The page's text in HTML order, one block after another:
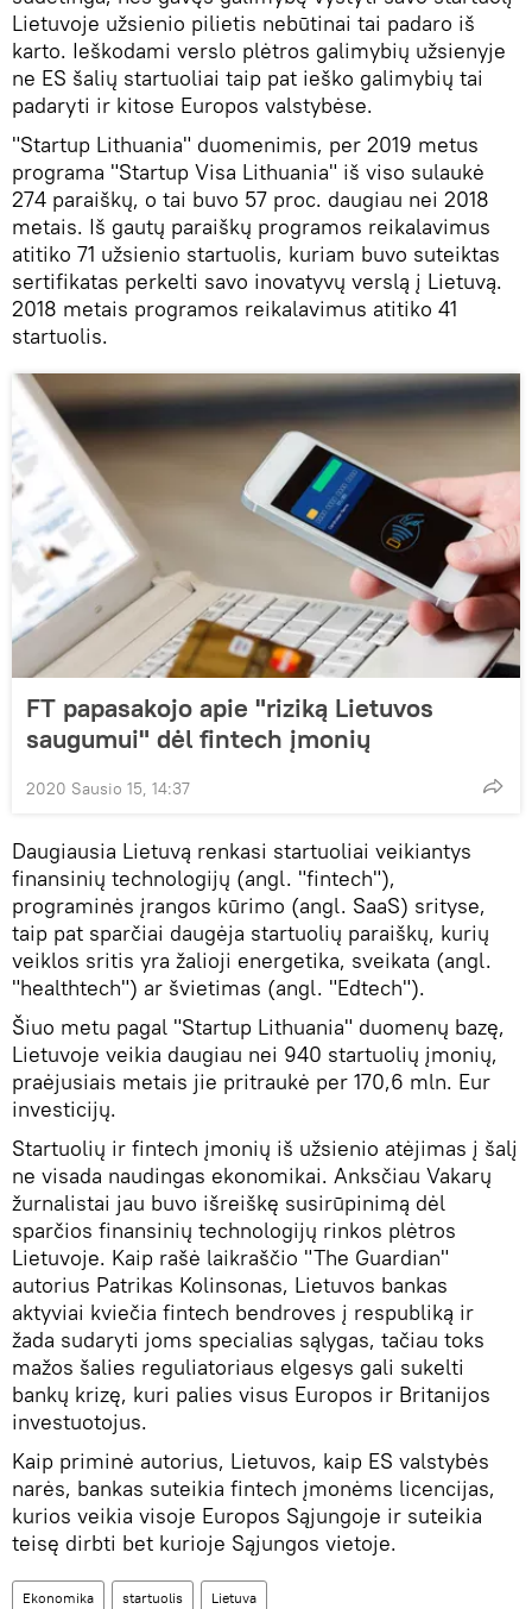
Lietuvoje užsienio pilietis nebūtinai tai padaro iš
karto. Ieškodami verslo plėtros galimybių užsienyje
ne ES šalių startuoliai taip pat ieško galimybių tai
padaryti ir kitose Europos valstybėse.
"Startup Lithuania" duomenimis, per 2019 metus
programa "Startup Visa Lithuania" iš viso sulaukė
274 paraiškų, o tai buvo 57 proc. daugiau nei 2018
metais. Iš gautų paraiškų programos reikalavimus
atitiko 71 užsienio startuolis, kuriam buvo suteiktas
sertifikatas perkelti savo inovatyvų verslą į Lietuvą.
2018 metais programos reikalavimus atitiko 41
startuolis.
FT papasakojo apie "riziką Lietuvos
saugumui" dėl fintech įmonių
2020 Sausio 15, 14:37
Daugiausia Lietuvą renkasi startuoliai veikiantys
finansinių technologijų (angl. "fintech"),
programinės įrangos kūrimo (angl. SaaS) srityse,
taip pat sparčiai daugėja startuolių paraiškų, kurių
veiklos sritis yra žalioji energetika, sveikata (angl.
"healthtech") ar švietimas (angl. "Edtech").
Šiuo metu pagal "Startup Lithuania" duomenų bazę,
Lietuvoje veikia daugiau nei 940 startuolių įmonių,
praėjusiais metais jie pritraukė per 170,6 mln. Eur
investicijų.
Startuolių ir fintech įmonių iš užsienio atėjimas į šalį
ne visada naudingas ekonomikai. Anksčiau Vakarų
žurnalistai jau buvo išreiškę susirūpinimą dėl
sparčios finansinių technologijų rinkos plėtros
Lietuvoje. Kaip rašė laikraščio "The Guardian"
autorius Patrikas Kolinsonas, Lietuvos bankas
aktyviai kviečia fintech bendroves į respubliką ir
žada sudaryti joms specialias sąlygas, tačiau toks
mažos šalies reguliatoriaus elgesys gali sukelti
bankų krizę, kuri palies visus Europos ir Britanijos
investuotojus.
Kaip priminė autorius, Lietuvos, kaip ES valstybės
narės, bankas suteikia fintech įmonėms licencijas,
kurios veikia visoje Europos Sąjungoje ir suteikia
teisę dirbti bet kurioje Sąjungos vietoje.
Ekonomika startuolis Lietuva